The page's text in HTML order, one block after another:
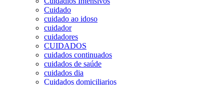
Cuidado
cuidado ao idoso
cuidador
cuidadores
CUIDADOS
cuidados continuados
cuidados de saúde
cuidados dia
Cuidados domiciliarios